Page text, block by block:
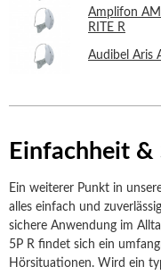
Amplifon
RITE R
Audibel Aris
Einfachheit &
Ein weiterer Punkt in
alles einfach und
sichere Anwendung im
5P R findet sich ein
Hörsituationen. Wird ein